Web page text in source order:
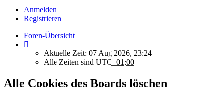
Anmelden
Registrieren
Foren-Übersicht
Aktuelle Zeit: 07 Aug 2026, 23:24
Alle Zeiten sind UTC+01:00
Alle Cookies des Boards löschen